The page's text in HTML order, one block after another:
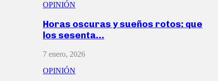
OPINIÓN
Horas oscuras y sueños rotos: que
los sesenta…
7 enero, 2026
OPINIÓN